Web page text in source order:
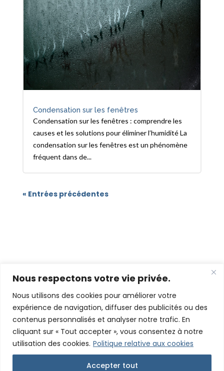
Nous respectons votre vie privée.
Nous utilisons des cookies pour améliorer votre
expérience de navigation, diffuser des publicités ou des
contenus personnalisés et analyser notre trafic. En
cliquant sur « Tout accepter », vous consentez à notre
utilisation des cookies. Politique relative aux cookies
Accepter tout
Condensation sur les fenêtres
Condensation sur les fenêtres : comprendre les
causes et les solutions pour éliminer l’humidité La
condensation sur les fenêtres est un phénomène
fréquent dans de...
« Entrées précédentes
Couverture - Charpente - Zinguerie
ZONE D’INTERVENTION
Draguignan – Les Arcs – Lorgues – Le Muy – Trans-en-Provence –
Tourtour – Le Cannet-des-Maures – Le Luc – Gonfaron – Puget-